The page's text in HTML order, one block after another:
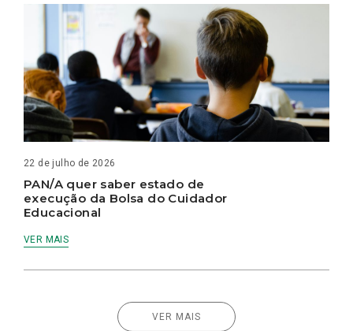
22 de julho de 2026
PAN/A quer saber estado de
execução da Bolsa do Cuidador
Educacional
VER MAIS
VER MAIS